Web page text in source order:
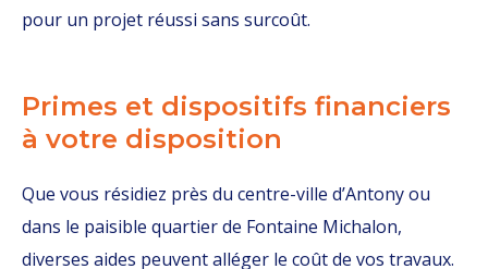
pour un projet réussi sans surcoût.
Primes et dispositifs financiers
à votre disposition
Que vous résidiez près du centre-ville d’Antony ou
dans le paisible quartier de Fontaine Michalon,
diverses aides peuvent alléger le coût de vos travaux.